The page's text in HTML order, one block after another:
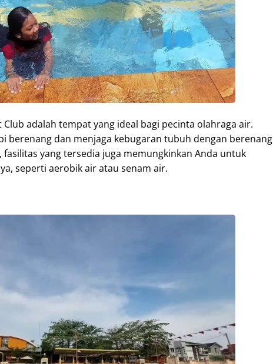
Club adalah tempat yang ideal bagi pecinta olahraga air.
berenang dan menjaga kebugaran tubuh dengan berenang
fasilitas yang tersedia juga memungkinkan Anda untuk
seperti aerobik air atau senam air.